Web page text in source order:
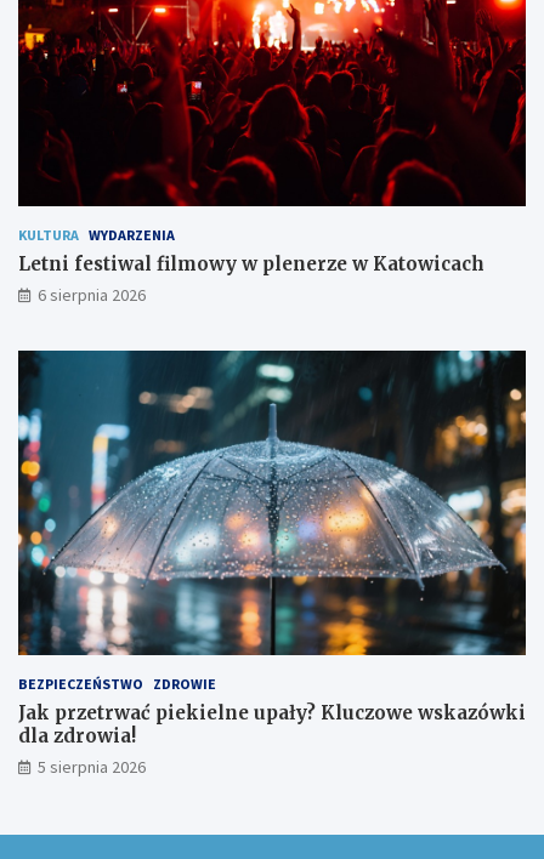
e
s
z
KULTURA WYDARZENIA
Letni festiwal filmowy w plenerze w Katowicach
6 sierpnia 2026
BEZPIECZEŃSTWO ZDROWIE
Jak przetrwać piekielne upały? Kluczowe wskazówki
dla zdrowia!
5 sierpnia 2026